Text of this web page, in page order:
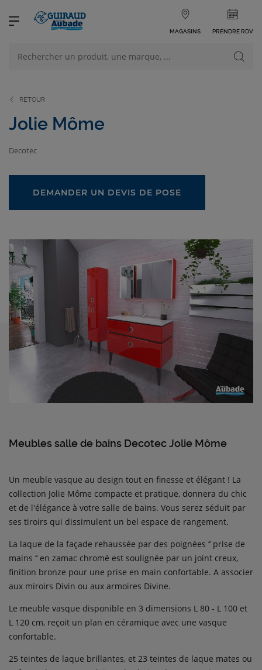
MAGASINS PRENDRE RDV
NOS PRODUITS
RETOUR
Jolie Môme
Decotec
Meubles salle de bains Decotec Jolie Môme
Un meuble vasque au design tout en finesse et élégant ! La
collection Jolie Môme compacte et pratique, donnera du chic
et de l'élégance à votre salle de bains. Vous serez séduit par
ses tiroirs qui dissimulent un bel espace de rangement.
La laque de la façade rehaussée par des poignées ‘’ prise de
mains ‘’ en zamac chromé est soulignée par un joint creux,
finition bronze pour une prise en main confortable. A associer
aux miroirs Divin ou aux armoires Divine.
Le meuble vasque disponible en 3 dimensions L 80 - L 100 et
L 120 cm, reçoit un plan en céramique avec une vasque
confortable.
25 teintes de laque brillantes, et 23 teintes de laque mates ou